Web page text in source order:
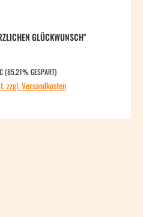
GLÜCKWUNSCH"
PREIS:
(85.21% GESPART)
zzgl. Versandkosten